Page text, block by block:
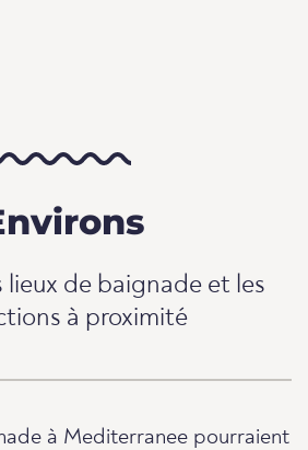
lieux de baignade et les
à proximité
à Mediterranee pourraient